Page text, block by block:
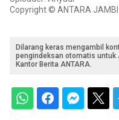
Copyright © ANTARA
Dilarang keras mengambil
pengindeksan otomatis untuk
Kantor Berita ANTARA.